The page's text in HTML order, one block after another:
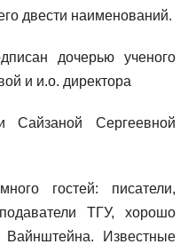
двести наименований.
дочерью ученого
и и.о. директора
Сайзаной Сергеевной
гостей: писатели,
ТГУ, хорошо
Известные